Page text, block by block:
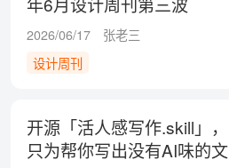
2026/06/17
张老三
设计周刊
开源「活人感写作.skill」，
只为帮你写出没有AI味的文